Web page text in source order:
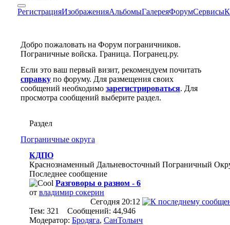
РегистрацияИзображенияАльбомыГалереяФорумСервисы
Добро пожаловать на Форум пограничников.
Пограничные войска. Граница. Погранец.ру.
Если это ваш первый визит, рекомендуем почитать
справку по форуму. Для размещения своих
сообщений необходимо зарегистрироваться. Для
просмотра сообщений выберите раздел.
Раздел
Пограничные округа
КДПО
Краснознаменный Дальневосточный Пограничный
Последнее сообщение
Разговоры о разном - 6
от владимир сокерин
Сегодня 20:12
Тем: 321 Сообщений: 44,946
Модератор: Бродяга, СанТольич